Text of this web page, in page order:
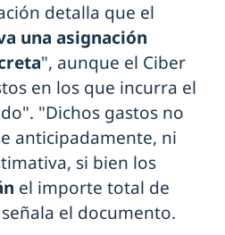
detalla que el
una asignación
", aunque el Ciber
en los que incurra el
"Dichos gastos no
anticipadamente, ni
si bien los
el importe total de
el documento.